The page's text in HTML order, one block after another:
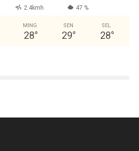
2.4kmh 47 %
MING
28°
SEN
29°
SEL
28°